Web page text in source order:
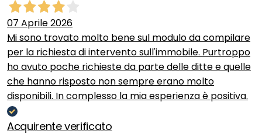
07 Aprile 2026
Mi sono trovato molto bene sul modulo da compilare
per la richiesta di intervento sull'immobile. Purtroppo
ho avuto poche richieste da parte delle ditte e quelle
che hanno risposto non sempre erano molto
disponibili. In complesso la mia esperienza è positiva.
Acquirente verificato